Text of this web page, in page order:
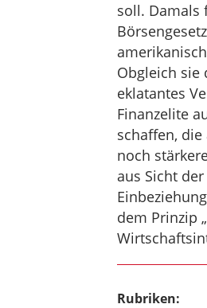
soll. Damals
Obgleich sie
eklatantes
Finanzelite
schaffen,
noch
aus Sicht
dem Prinzip
Rubriken: